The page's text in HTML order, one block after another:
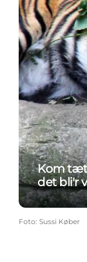
Kom tæt
det bli'r
Foto: Sussi Køber